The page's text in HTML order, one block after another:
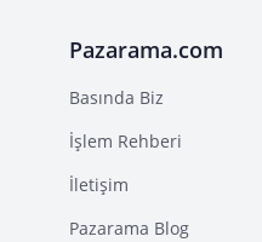
Pazarama.com
Basında Biz
İşlem Rehberi
İletişim
Pazarama Blog